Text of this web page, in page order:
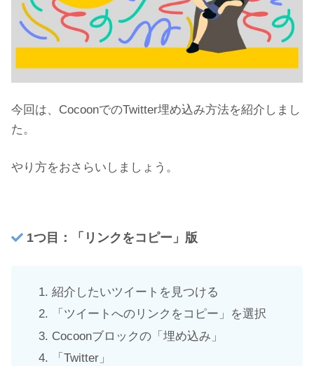
今回は、CocoonでのTwitter埋め込み方法を紹介しまし
た。
やり方をおさらいしましょう。
1つ目：「リンクをコピー」版
紹介したいツイートを見つける
「ツイートへのリンクをコピー」を選択
Cocoonブロックの「埋め込み」
「Twitter」